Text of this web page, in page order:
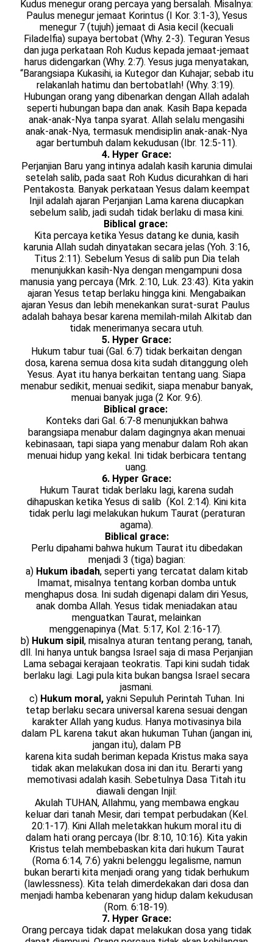
Kudus menegur orang percaya yang bersalah. Misalnya:
Paulus menegur jemaat Korintus (I Kor. 3:1-3), Yesus
menegur 7 (tujuh) jemaat di Asia kecil (kecuali
Filadelfia) supaya bertobat (Why. 2-3). Teguran Yesus
dan juga perkataan Roh Kudus kepada jemaat-jemaat
harus didengarkan (Why. 2:7). Yesus juga menyatakan,
“Barangsiapa Kukasihi, ia Kutegor dan Kuhajar; sebab itu
relakanlah hatimu dan bertobatlah! (Why. 3:19).
Hubungan orang yang dibenarkan dengan Allah adalah
seperti hubungan bapa dan anak. Kasih Bapa kepada
anak-anak-Nya tanpa syarat. Allah selalu mengasihi
anak-anak-Nya, termasuk mendisiplin anak-anak-Nya
agar bertumbuh dalam kekudusan (Ibr. 12:5-11).
4. Hyper Grace:
Perjanjian Baru yang intinya adalah kasih karunia dimulai
setelah salib, pada saat Roh Kudus dicurahkan di hari
Pentakosta. Banyak perkataan Yesus dalam keempat
Injil adalah ajaran Perjanjian Lama karena diucapkan
sebelum salib, jadi sudah tidak berlaku di masa kini.
Biblical grace:
Kita percaya ketika Yesus datang ke dunia, kasih
karunia Allah sudah dinyatakan secara jelas (Yoh. 3:16,
Titus 2:11). Sebelum Yesus di salib pun Dia telah
menunjukkan kasih-Nya dengan mengampuni dosa
manusia yang percaya (Mrk. 2:10, Luk. 23:43). Kita yakin
ajaran Yesus tetap berlaku hingga kini. Mengabaikan
ajaran Yesus dan lebih menekankan surat-surat Paulus
adalah bahaya besar karena memilah-milah Alkitab dan
tidak menerimanya secara utuh.
5. Hyper Grace:
Hukum tabur tuai (Gal. 6:7) tidak berkaitan dengan
dosa, karena semua dosa kita sudah ditanggung oleh
Yesus. Ayat itu hanya berkaitan tentang uang. Siapa
menabur sedikit, menuai sedikit, siapa menabur banyak,
menuai banyak juga (2 Kor. 9:6).
Biblical grace:
Konteks dari Gal. 6:7-8 menunjukkan bahwa
barangsiapa menabur dalam dagingnya akan menuai
kebinasaan, tapi siapa yang menabur dalam Roh akan
menuai hidup yang kekal. Ini tidak berbicara tentang
uang.
6. Hyper Grace:
Hukum Taurat tidak berlaku lagi, karena sudah
dihapuskan ketika Yesus di salib (Kol. 2:14). Kini kita
tidak perlu lagi melakukan hukum Taurat (peraturan
agama).
Biblical grace:
Perlu dipahami bahwa hukum Taurat itu dibedakan
menjadi 3 (tiga) bagian:
a) Hukum ibadah, seperti yang tercatat dalam kitab
Imamat, misalnya tentang korban domba untuk
menghapus dosa. Ini sudah digenapi dalam diri Yesus,
anak domba Allah. Yesus tidak meniadakan atau
menguatkan Taurat, melainkan
menggenapinya (Mat. 5:17, Kol. 2:16-17).
b) Hukum sipil, misalnya aturan tentang perang, tanah,
dll. Ini hanya untuk bangsa Israel saja di masa Perjanjian
Lama sebagai kerajaan teokratis. Tapi kini sudah tidak
berlaku lagi. Lagi pula kita bukan bangsa Israel secara
jasmani.
c) Hukum moral,yakni Sepuluh Perintah Tuhan. Ini
tetap berlaku secara universal karena sesuai dengan
karakter Allah yang kudus. Hanya motivasinya bila
dalam PL karena takut akan hukuman Tuhan (jangan ini,
jangan itu), dalam PB
karena kita sudah beriman kepada Kristus maka saya
tidak akan melakukan dosa ini dan itu. Berarti yang
memotivasi adalah kasih. Sebetulnya Dasa Titah itu
diawali dengan Injil:
Akulah TUHAN, Allahmu, yang membawa engkau
keluar dari tanah Mesir, dari tempat perbudakan (Kel.
20:1-17). Kini Allah meletakkan hukum moral itu di
dalam hati orang percaya (Ibr. 8:10, 10:16). Kita yakin
Kristus telah membebaskan kita dari hukum Taurat
(Roma 6:14, 7:6) yakni belenggu legalisme, namun
bukan berarti kita menjadi orang yang tidak berhukum
(lawlessness). Kita telah dimerdekakan dari dosa dan
menjadi hamba kebenaran yang hidup dalam kekudusan
(Rom. 6:18-19).
7. Hyper Grace:
Orang percaya tidak dapat melakukan dosa yang tidak